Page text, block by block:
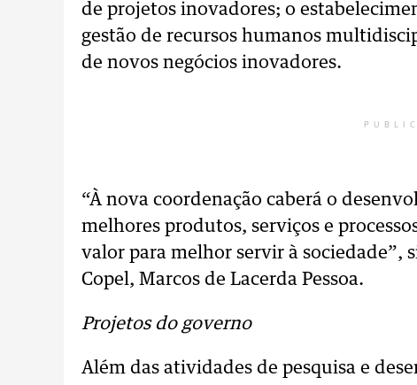
de projetos inovadores; o
gestão de recursos humanos
de novos negócios inovadores.
“À nova coordenação caberá o
melhores produtos, serviços e
valor para melhor servir à sociedade”,
Copel, Marcos de Lacerda Pessoa.
Projetos do governo
Além das atividades de pesquisa e